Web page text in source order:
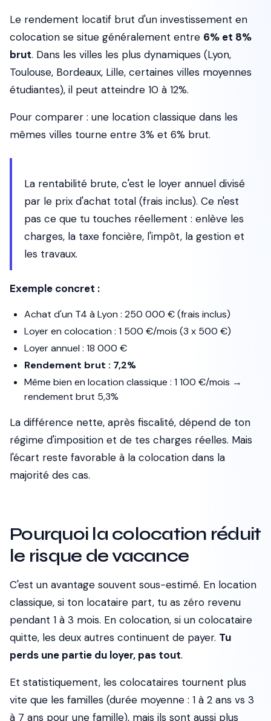
Le rendement locatif brut d'un investissement en
colocation se situe généralement entre 6% et 8%
brut. Dans les villes les plus dynamiques (Lyon,
Toulouse, Bordeaux, Lille, certaines villes moyennes
étudiantes), il peut atteindre 10 à 12%.
Pour comparer : une location classique dans les
mêmes villes tourne entre 3% et 6% brut.
La rentabilité brute, c'est le loyer annuel divisé
par le prix d'achat total (frais inclus). Ce n'est
pas ce que tu touches réellement : enlève les
charges, la taxe foncière, l'impôt, la gestion et
les travaux.
Exemple concret :
Achat d'un T4 à Lyon : 250 000 € (frais inclus)
Loyer en colocation : 1 500 €/mois (3 x 500 €)
Loyer annuel : 18 000 €
Rendement brut : 7,2%
Même bien en location classique : 1 100 €/mois →
rendement brut 5,3%
La différence nette, après fiscalité, dépend de ton
régime d'imposition et de tes charges réelles. Mais
l'écart reste favorable à la colocation dans la
majorité des cas.
Pourquoi la colocation réduit
le risque de vacance
C'est un avantage souvent sous-estimé. En location
classique, si ton locataire part, tu as zéro revenu
pendant 1 à 3 mois. En colocation, si un colocataire
quitte, les deux autres continuent de payer. Tu
perds une partie du loyer, pas tout.
Et statistiquement, les colocataires tournent plus
vite que les familles (durée moyenne : 1 à 2 ans vs 3
à 7 ans pour une famille), mais ils sont aussi plus